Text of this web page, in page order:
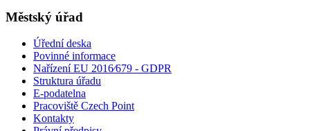
Městský úřad
Úřední deska
Povinné informace
Nařízení EU 2016⁄679 - GDPR
Struktura úřadu
E-podatelna
Pracoviště Czech Point
Kontakty